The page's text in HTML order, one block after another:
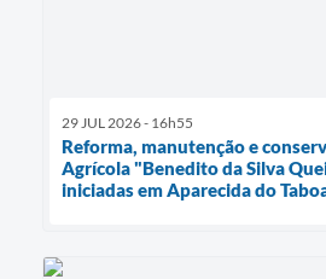
29 JUL 2026 - 16h55
Reforma, manutenção e
Agrícola "Benedito da Silva
iniciadas em Aparecida do